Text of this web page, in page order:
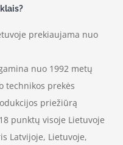
prekiaujama nuo
nuo 1992 metų
technikos prekės
priežiūrą
punktų visoje Lietuvoje
Latvijoje, Lietuvoje,